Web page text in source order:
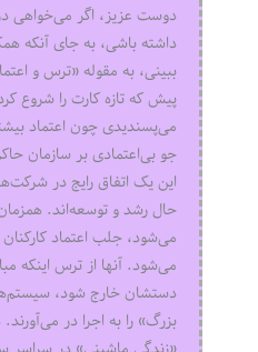
دوست عزیز، اگر می‌خواهی
داشته باشی، به جای آنکه
ببینی، به مقوله «ترس و
پیش که تازه کارت را شروع
می‌پسندیدی چون اعتماد
جو بی‌اعتمادی بر سازمان
این یک اتفاق رایج در
حال رشد و توسعه‌اند.
می‌شود، جلب اعتماد
می‌شود. آنها از ترس اینکه
دستشان خارج شود،
بزرگ» را به اجرا در